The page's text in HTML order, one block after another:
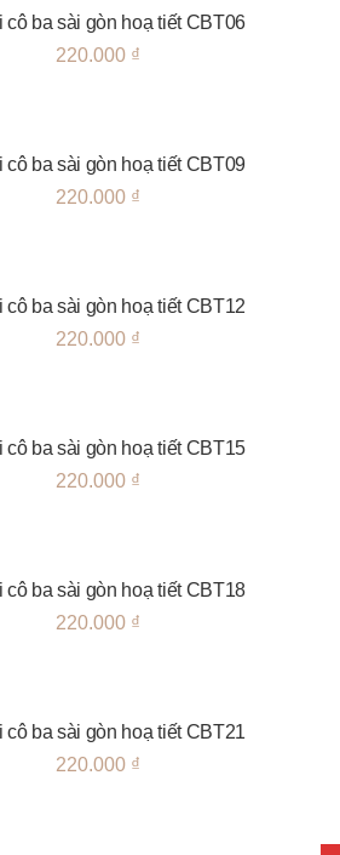
cô ba sài gòn hoạ tiết CBT06
220.000 ₫
cô ba sài gòn hoạ tiết CBT09
220.000 ₫
cô ba sài gòn hoạ tiết CBT12
220.000 ₫
cô ba sài gòn hoạ tiết CBT15
220.000 ₫
cô ba sài gòn hoạ tiết CBT18
220.000 ₫
cô ba sài gòn hoạ tiết CBT21
220.000 ₫